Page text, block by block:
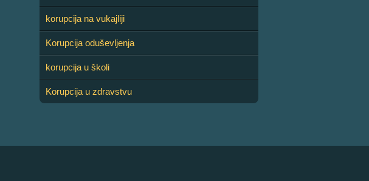
korupcija na vukajliji
Korupcija oduševljenja
korupcija u školi
Korupcija u zdravstvu